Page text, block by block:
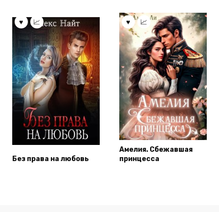
Без права на любовь
Амелия. Сбежавшая
принцесса